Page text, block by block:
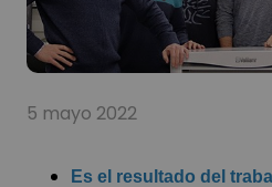
5 mayo 2022
Es el resultado del